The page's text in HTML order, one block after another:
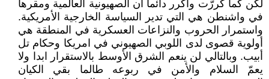
لكن كما كررّت واكرر دائما أن الصهيونية العالمية ومقرها
في واشنطن هي التي تدير السياسة الخارجية الأمريكية.
واستمرار الحروب والنزاعات العسكرية في المنطقة هي
أولوية قصوى لدى اللوبي الصهيوني في امريكا وحكام تل
أبيب. وبالتالي لن ينعم الشرق الأوسط بالاستقرار ابدا ولا
يعمّ السلام والأمن في ربوعه طالما بقي الكيان